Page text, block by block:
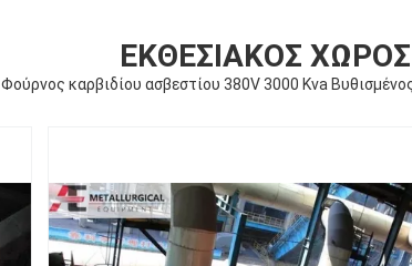
ΕΚΘΕΣΙΑΚΌΣ ΧΏΡΟΣ
Φούρνος καρβιδίου ασβεστίου 380V 3000 Kva